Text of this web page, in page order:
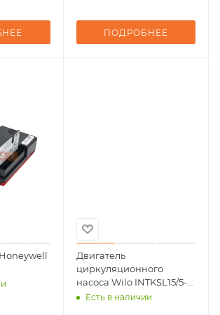
ПОДРОБНЕЕ
Двигатель
циркуляционного
насоса Wilo INTKSL15/5-1
(Модулирующий, в
Есть в наличии